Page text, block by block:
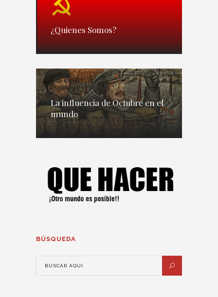
¿Quienes Somos?
La influencia de Octubre en el
mundo
BÚSQUEDA